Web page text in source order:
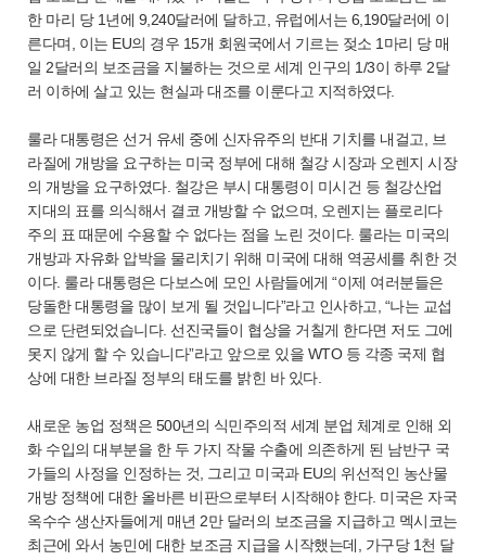
한 마리 당 1년에 9,240달러에 달하고, 유럽에서는 6,190달러에 이
른다며, 이는 EU의 경우 15개 회원국에서 기르는 젖소 1마리 당 매
일 2달러의 보조금을 지불하는 것으로 세계 인구의 1/3이 하루 2달
러 이하에 살고 있는 현실과 대조를 이룬다고 지적하였다.
룰라 대통령은 선거 유세 중에 신자유주의 반대 기치를 내걸고, 브
라질에 개방을 요구하는 미국 정부에 대해 철강 시장과 오렌지 시장
의 개방을 요구하였다. 철강은 부시 대통령이 미시건 등 철강산업
지대의 표를 의식해서 결코 개방할 수 없으며, 오렌지는 플로리다
주의 표 때문에 수용할 수 없다는 점을 노린 것이다. 룰라는 미국의
개방과 자유화 압박을 물리치기 위해 미국에 대해 역공세를 취한 것
이다. 룰라 대통령은 다보스에 모인 사람들에게 “이제 여러분들은
당돌한 대통령을 많이 보게 될 것입니다”라고 인사하고, “나는 교섭
으로 단련되었습니다. 선진국들이 협상을 거칠게 한다면 저도 그에
못지 않게 할 수 있습니다”라고 앞으로 있을 WTO 등 각종 국제 협
상에 대한 브라질 정부의 태도를 밝힌 바 있다.
새로운 농업 정책은 500년의 식민주의적 세계 분업 체계로 인해 외
화 수입의 대부분을 한 두 가지 작물 수출에 의존하게 된 남반구 국
가들의 사정을 인정하는 것, 그리고 미국과 EU의 위선적인 농산물
개방 정책에 대한 올바른 비판으로부터 시작해야 한다. 미국은 자국
옥수수 생산자들에게 매년 2만 달러의 보조금을 지급하고 멕시코는
최근에 와서 농민에 대한 보조금 지급을 시작했는데, 가구당 1천 달